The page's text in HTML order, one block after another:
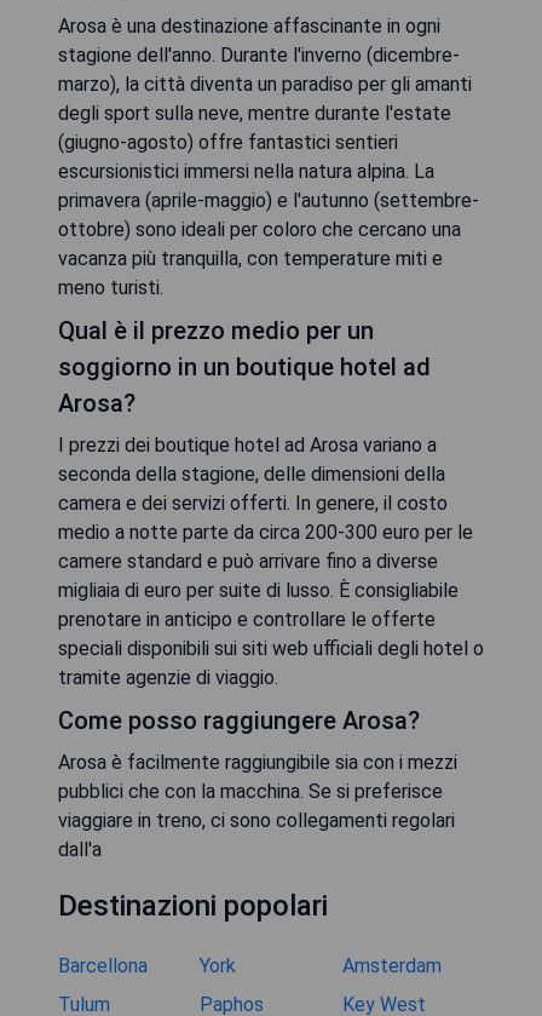
Arosa è una destinazione affascinante in ogni
stagione dell'anno. Durante l'inverno (dicembre-
marzo), la città diventa un paradiso per gli amanti
degli sport sulla neve, mentre durante l'estate
(giugno-agosto) offre fantastici sentieri
escursionistici immersi nella natura alpina. La
primavera (aprile-maggio) e l'autunno (settembre-
ottobre) sono ideali per coloro che cercano una
vacanza più tranquilla, con temperature miti e
meno turisti.
Qual è il prezzo medio per un
soggiorno in un boutique hotel ad
Arosa?
I prezzi dei boutique hotel ad Arosa variano a
seconda della stagione, delle dimensioni della
camera e dei servizi offerti. In genere, il costo
medio a notte parte da circa 200-300 euro per le
camere standard e può arrivare fino a diverse
migliaia di euro per suite di lusso. È consigliabile
prenotare in anticipo e controllare le offerte
speciali disponibili sui siti web ufficiali degli hotel o
tramite agenzie di viaggio.
Come posso raggiungere Arosa?
Arosa è facilmente raggiungibile sia con i mezzi
pubblici che con la macchina. Se si preferisce
viaggiare in treno, ci sono collegamenti regolari
dall'a
Destinazioni popolari
Barcellona York
Amsterdam
Tulum
Paphos
Key West